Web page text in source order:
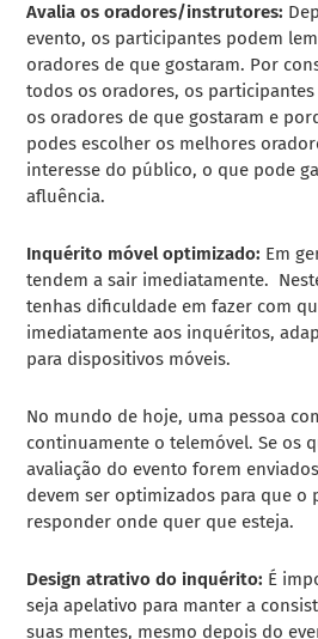
Avalia os oradores/instrutores:
evento, os participantes podem
oradores de que gostaram. Por
todos os oradores, os
os oradores de que gostaram e
podes escolher os melhores
interesse do público, o que pode
afluência.
Inquérito móvel optimizado: Em
tendem a sair imediatamente.
tenhas dificuldade em fazer com
imediatamente aos inquéritos,
para dispositivos móveis.
No mundo de hoje, uma pessoa
continuamente o telemóvel. Se os
avaliação do evento forem
devem ser optimizados para que o
responder onde quer que esteja.
Design atrativo do inquérito: É
seja apelativo para manter a
suas mentes, mesmo depois do